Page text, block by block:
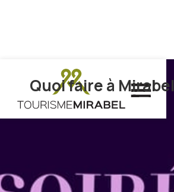
Quoi faire à Mirabel